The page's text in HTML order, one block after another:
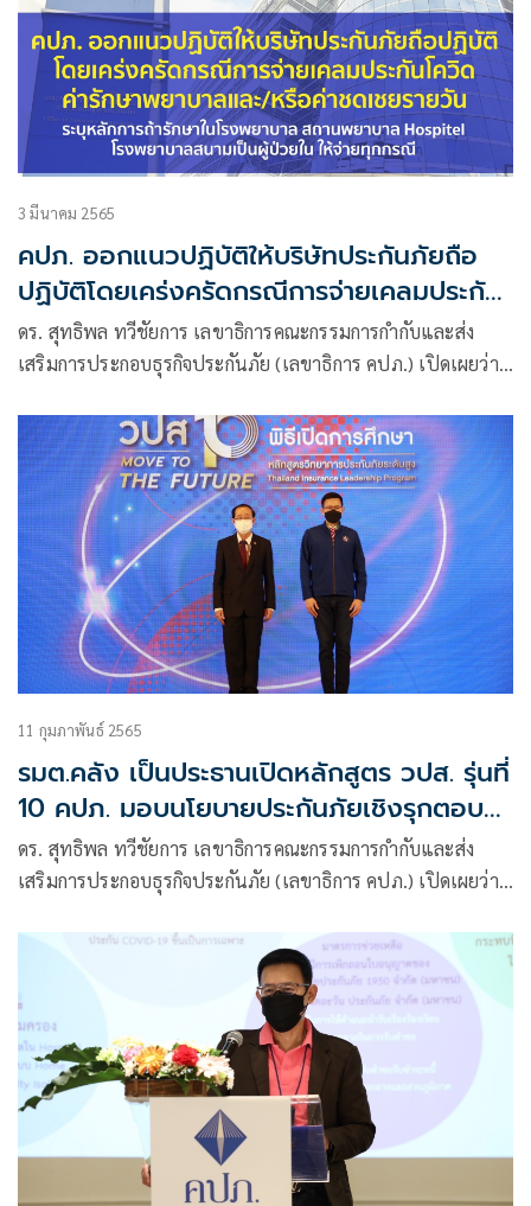
3 มีนาคม 2565
คปภ. ออกแนวปฏิบัติให้บริษัทประกันภัยถือ
ปฏิบัติโดยเคร่งครัดกรณีการจ่ายเคลมประกัน
โควิดค่ารักษาพยาบาล และ/หรือค่าชดเชยราย
วัน
ดร. สุทธิพล ทวีชัยการ เลขาธิการคณะกรรมการกำกับและส่ง
เสริมการประกอบธุรกิจประกันภัย (เลขาธิการ คปภ.) เปิดเผยว่า
11 กุมภาพันธ์ 2565
รมต.คลัง เป็นประธานเปิดหลักสูตร วปส. รุ่นที่
10 คปภ. มอบนโยบายประกันภัยเชิงรุกตอบ
โจทย์ความเสี่ยงใหม่นำเทคโนโลยีสมัยใหม่มา
ใช้
ดร. สุทธิพล ทวีชัยการ เลขาธิการคณะกรรมการกำกับและส่ง
เสริมการประกอบธุรกิจประกันภัย (เลขาธิการ คปภ.) เปิดเผยว่า
พิทยาไพสิฐ รัฐมนตรีว่าการกระทรวงการคลัง เป็นประธานในพิธี
เปิดการศึกษาอบรมหลักสูตรวิทยาการประกันภัยระดับสูง (วปส.)
รุ่นที่ 10 ประจำปี พ.ศ. 2565